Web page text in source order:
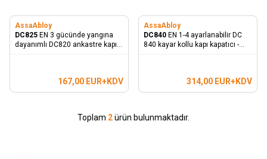
AssaAbloy
DC825 EN 3 gücünde yangına
dayanımlı DC820 ankastre kapı
167,00 EUR+KDV
AssaAbloy
DC840 EN 1-4 ayarlanabilir DC
840 kayar kollu kapı kapatıcı -
314,00 EUR+KDV
Toplam 2ürün bulunmaktadır.